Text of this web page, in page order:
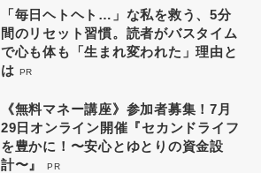
「毎日ヘトヘト…」な私を救う、5分
間のリセット習慣。読者がバスタイム
で心も体も「生まれ変われた」理由と
は PR
《無料マネー講座》参加者募集！7月
29日オンライン開催『セカンドライフ
を豊かに！〜安心とゆとりの資金設
計〜』
PR